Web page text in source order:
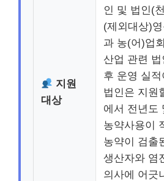
지원
대상
인 및 법인(
(제외대상)
과 농(어)업
산업 관련
후 운영 실
법인은 지원
에서 전년도
농약사용이
농약이 검출
생산자와 염
의사에 어긋